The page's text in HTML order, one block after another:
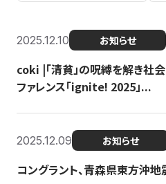
2025.12.10 お知らせ
coki |「清貧」の呪縛を解き社
ファレンス「ignite! 2025」...
2025.12.09 お知らせ
コングラント、青森県東方沖